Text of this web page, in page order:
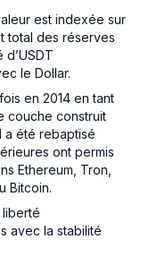
est indexée sur
total des réserves
le Dollar.
en 2014 en tant
couche construit
a été rebaptisé
ont permis
Ethereum, Tron,
Bitcoin.
liberté
avec la stabilité